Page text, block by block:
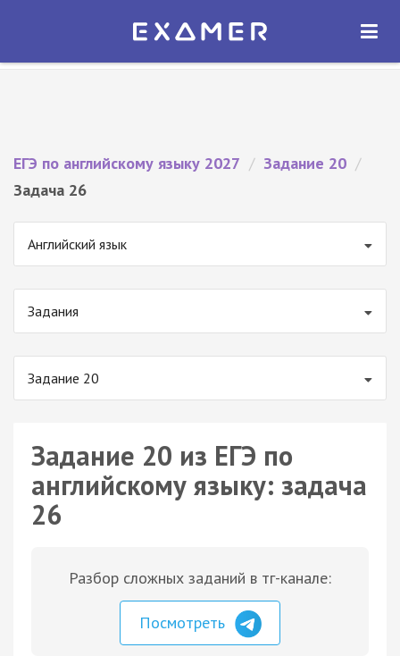
Экзамер — ЕГЭ 2027
ОТКРЫТЬ
ЕГЭ по английскому языку 2027 / Задание 20 /
Задача 26
Английский язык
Задания
Задание 20
Задание 20 из ЕГЭ по
английскому языку: задача
26
Разбор сложных заданий в тг-канале:
Посмотреть